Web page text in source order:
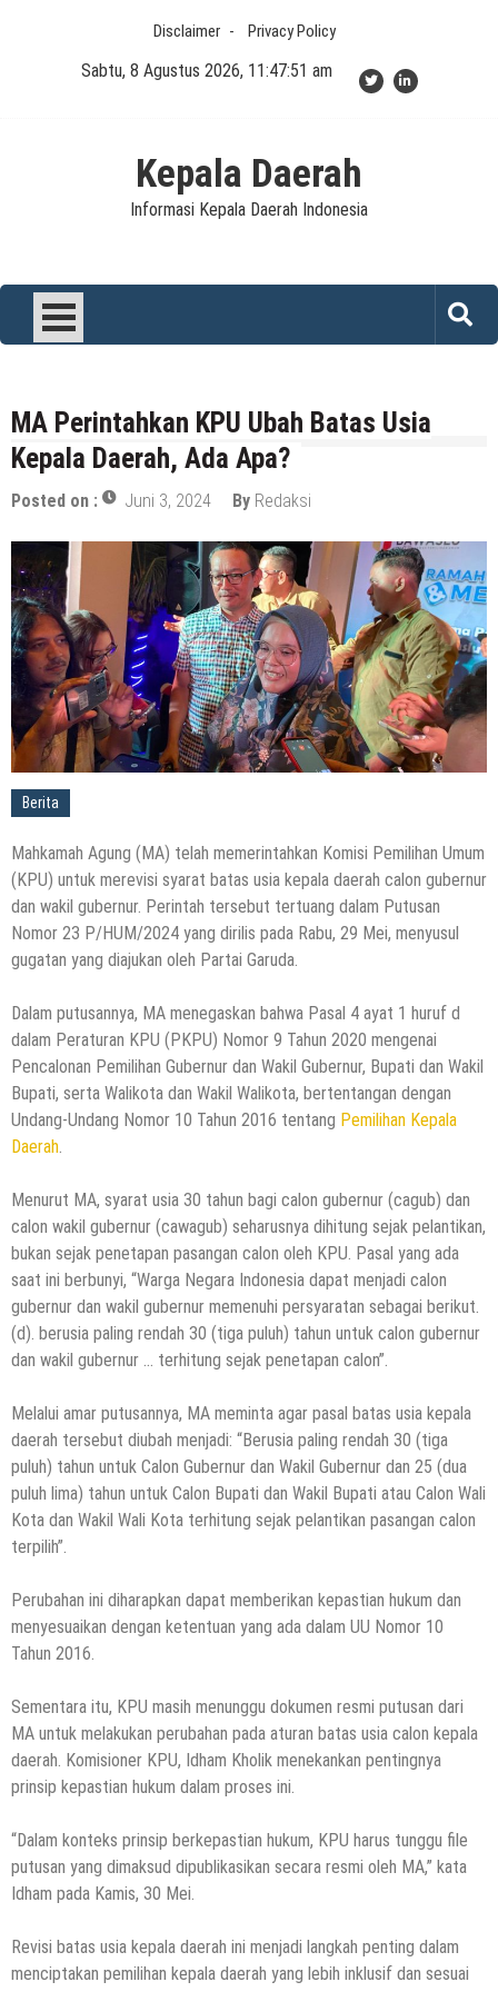
Disclaimer Privacy Policy
Sabtu, 8 Agustus 2026, 11:47:51 am
Kepala Daerah
Informasi Kepala Daerah Indonesia
MA Perintahkan KPU Ubah Batas Usia
Kepala Daerah, Ada Apa?
Posted on : Juni 3, 2024 By Redaksi
Berita
Mahkamah Agung (MA) telah memerintahkan Komisi Pemilihan Umum
(KPU) untuk merevisi syarat batas usia kepala daerah calon gubernur
dan wakil gubernur. Perintah tersebut tertuang dalam Putusan
Nomor 23 P/HUM/2024 yang dirilis pada Rabu, 29 Mei, menyusul
gugatan yang diajukan oleh Partai Garuda.
Dalam putusannya, MA menegaskan bahwa Pasal 4 ayat 1 huruf d
dalam Peraturan KPU (PKPU) Nomor 9 Tahun 2020 mengenai
Pencalonan Pemilihan Gubernur dan Wakil Gubernur, Bupati dan Wakil
Bupati, serta Walikota dan Wakil Walikota, bertentangan dengan
Undang-Undang Nomor 10 Tahun 2016 tentang Pemilihan Kepala
Daerah
Menurut MA, syarat usia 30 tahun bagi calon gubernur (cagub) dan
calon wakil gubernur (cawagub) seharusnya dihitung sejak pelantikan,
bukan sejak penetapan pasangan calon oleh KPU. Pasal yang ada
saat ini berbunyi, “Warga Negara Indonesia dapat menjadi calon
gubernur dan wakil gubernur memenuhi persyaratan sebagai berikut.
(d). berusia paling rendah 30 (tiga puluh) tahun untuk calon gubernur
dan wakil gubernur … terhitung sejak penetapan calon”.
Melalui amar putusannya, MA meminta agar pasal batas usia kepala
daerah tersebut diubah menjadi: “Berusia paling rendah 30 (tiga
puluh) tahun untuk Calon Gubernur dan Wakil Gubernur dan 25 (dua
puluh lima) tahun untuk Calon Bupati dan Wakil Bupati atau Calon Wali
Kota dan Wakil Wali Kota terhitung sejak pelantikan pasangan calon
terpilih”.
Perubahan ini diharapkan dapat memberikan kepastian hukum dan
menyesuaikan dengan ketentuan yang ada dalam UU Nomor 10
Tahun 2016.
Sementara itu, KPU masih menunggu dokumen resmi putusan dari
MA untuk melakukan perubahan pada aturan batas usia calon kepala
daerah. Komisioner KPU, Idham Kholik menekankan pentingnya
prinsip kepastian hukum dalam proses ini.
“Dalam konteks prinsip berkepastian hukum, KPU harus tunggu file
putusan yang dimaksud dipublikasikan secara resmi oleh MA,” kata
Idham pada Kamis, 30 Mei.
Revisi batas usia kepala daerah ini menjadi langkah penting dalam
menciptakan pemilihan kepala daerah yang lebih inklusif dan sesuai